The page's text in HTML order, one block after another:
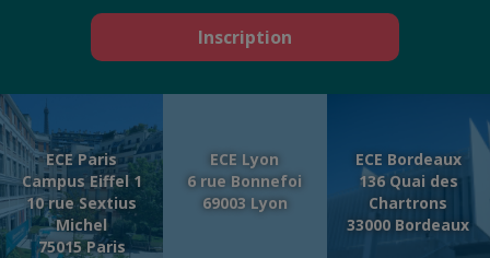
Inscription
ECE Paris
Campus Eiffel 1
10 rue Sextius
Michel
75015 Paris
ECE Lyon
6 rue Bonnefoi
69003 Lyon
ECE Bordeaux
136 Quai des
Chartrons
33000 Bordeaux